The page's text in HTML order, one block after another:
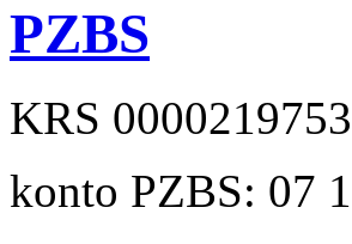
PZBS
KRS 0000219753
konto PZBS: 07